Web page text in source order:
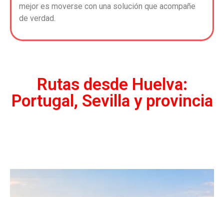
mejor es moverse con una solución que acompañe
de verdad.
Rutas desde Huelva:
Portugal, Sevilla y provincia